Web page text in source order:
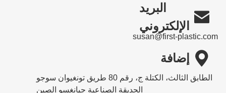

البريد
الإلكتروني
susan@first-plastic.com
 إضافة
الطابق الثالث، الكتلة ج، رقم 80 طريق تونغيوان سوجو
الحديقة الصناعية جيانغسو الصين